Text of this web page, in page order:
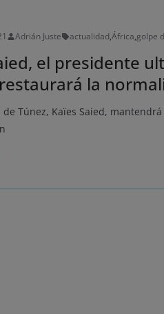
Adrián Juste actualidad,África,golpe
el presidente
la
Túnez, Kaïes Saied,